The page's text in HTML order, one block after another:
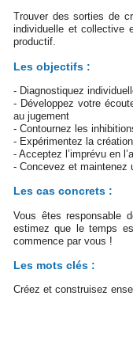
Trouver des sorties de
individuelle et collective
productif.
Les objectifs :
- Diagnostiquez
- Développez votre
au jugement
- Contournez les
- Expérimentez la
- Acceptez l’imprévu en
- Concevez et maintenez
Les cas concrets :
Vous êtes responsable
estimez que le temps
commence par vous !
Les mots clés :
Créez et construisez